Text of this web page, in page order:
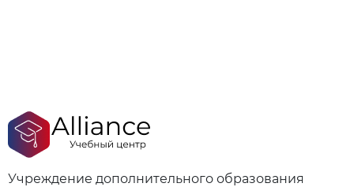
Учреждение дополнительного образования